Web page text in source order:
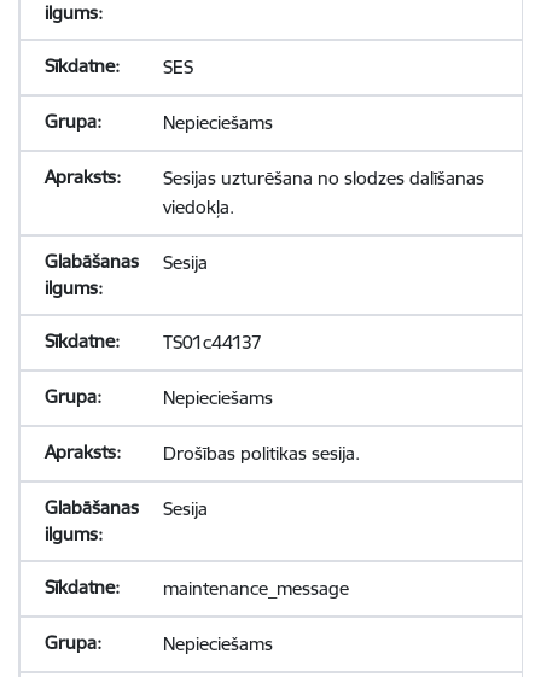
SES
Nepieciešams
Sesijas uzturēšana no slodzes dalīšanas
viedokļa.
Sesija
TS01c44137
Nepieciešams
Drošības politikas sesija.
Sesija
maintenance_message
Nepieciešams